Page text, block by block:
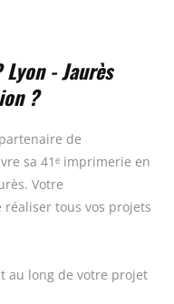
- Jaurès
?
de
sa 41ᵉ imprimerie en
Votre
tous vos projets
au long de votre projet